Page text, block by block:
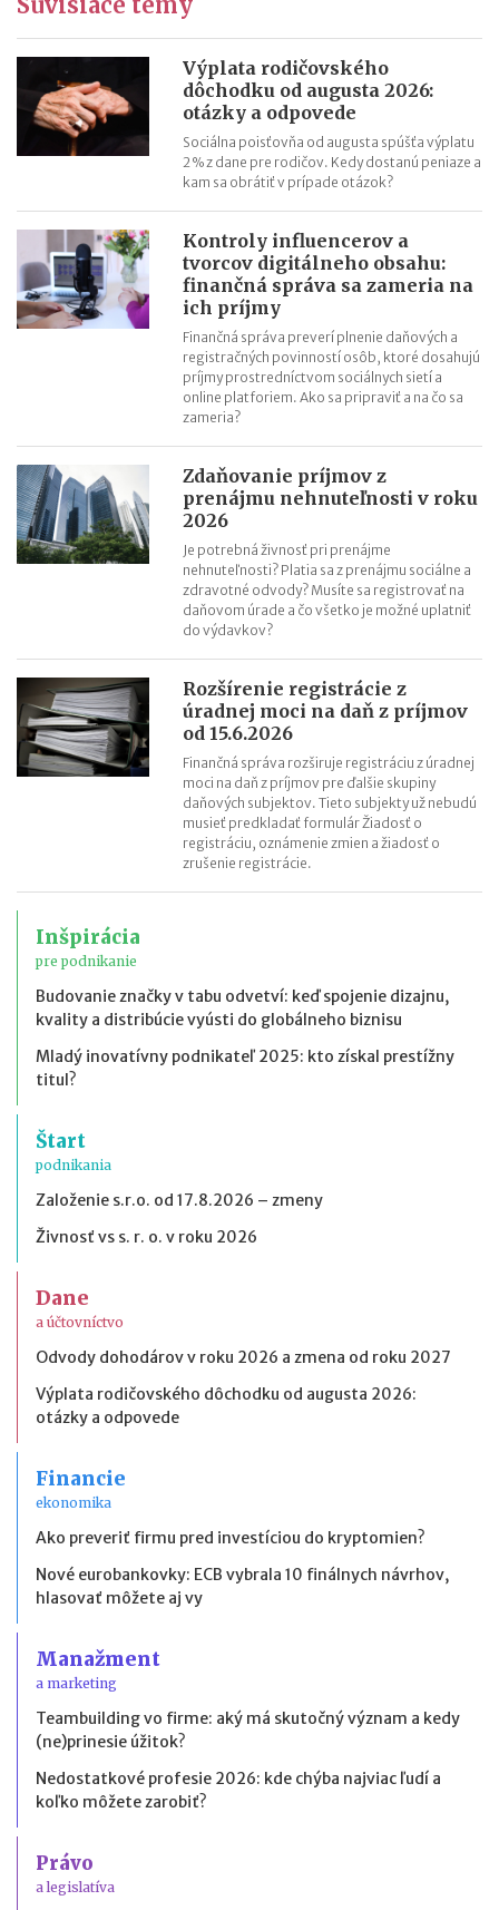
príjmov
Superodpočet nákladov na výskum a vývoj porastie od 1.1.2018
na 100 %
Daňové tajomstvo od roku 2018 a nové verejné zoznamy
Záväzné stanoviská budú od 1.1.2018 lacnejšie
Výplata rodičovského
dôchodku od augusta 2026:
otázky a odpovede
Sociálna poisťovňa od augusta spúšťa výplatu
2 % z dane pre rodičov. Kedy dostanú peniaze a
kam sa obrátiť v prípade otázok?
Kontroly influencerov a
tvorcov digitálneho obsahu:
finančná správa sa zameria na
ich príjmy
Finančná správa preverí plnenie daňových a
registračných povinností osôb, ktoré dosahujú
príjmy prostredníctvom sociálnych sietí a
online platforiem. Ako sa pripraviť a na čo sa
zameria?
Zdaňovanie príjmov z
prenájmu nehnuteľnosti v roku
2026
Je potrebná živnosť pri prenájme
nehnuteľnosti? Platia sa z prenájmu sociálne a
zdravotné odvody? Musíte sa registrovať na
daňovom úrade a čo všetko je možné uplatniť
do výdavkov?
Rozšírenie registrácie z
úradnej moci na daň z príjmov
od 15.6.2026
Finančná správa rozširuje registráciu z úradnej
moci na daň z príjmov pre ďalšie skupiny
daňových subjektov. Tieto subjekty už nebudú
musieť predkladať formulár Žiadosť o
registráciu, oznámenie zmien a žiadosť o
zrušenie registrácie.
Inšpirácia
pre podnikanie
Budovanie značky v tabu odvetví: keď spojenie dizajnu,
kvality a distribúcie vyústi do globálneho biznisu
Mladý inovatívny podnikateľ 2025: kto získal prestížny
titul?
Štart
podnikania
Založenie s.r.o. od 17.8.2026 – zmeny
Živnosť vs s. r. o. v roku 2026
Dane
a účtovníctvo
Odvody dohodárov v roku 2026 a zmena od roku 2027
Výplata rodičovského dôchodku od augusta 2026:
otázky a odpovede
Financie
ekonomika
Ako preveriť firmu pred investíciou do kryptomien?
Nové eurobankovky: ECB vybrala 10 finálnych návrhov,
hlasovať môžete aj vy
Manažment
a marketing
Teambuilding vo firme: aký má skutočný význam a kedy
(ne)prinesie úžitok?
Nedostatkové profesie 2026: kde chýba najviac ľudí a
koľko môžete zarobiť?
Právo
a legislatíva